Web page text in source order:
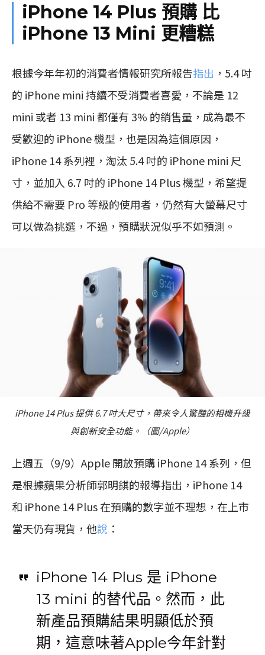
iPhone 14 Plus 預購 比
iPhone 13 Mini 更糟糕
根據今年年初的消費者情報研究所報告指出 ，5.4 吋
的 iPhone mini 持續不受消費者喜愛，不論是 12
mini 或者 13 mini 都僅有 3% 的銷售量，成為最不
受歡迎的 iPhone 機型，也是因為這個原因，
iPhone 14 系列裡，淘汰 5.4 吋的 iPhone mini 尺
寸，並加入 6.7 吋的 iPhone 14 Plus 機型，希望提
供給不需要 Pro 等級的使用者，仍然有大螢幕尺寸
可以做為挑選，不過，預購狀況似乎不如預測。
iPhone 14 Plus 提供 6.7 吋大尺寸，帶來令人驚豔的相機升級
與創新安全功能。（圖/Apple）
上週五（9/9）Apple 開放預購 iPhone 14 系列，但
是根據蘋果分析師郭明錤的報導指出，iPhone 14
和 iPhone 14 Plus 在預購的數字並不理想，在上市
當天仍有現貨，他說 ：
iPhone 14 Plus 是 iPhone
13 mini 的替代品。然而，此
新產品預購結果明顯低於預
期，這意味著Apple今年針對